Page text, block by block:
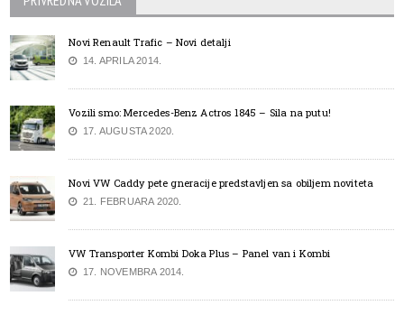
Novi Renault Trafic – Novi detalji
14. APRILA 2014.
Vozili smo: Mercedes-Benz Actros 1845 – Sila na putu!
17. AUGUSTA 2020.
Novi VW Caddy pete gneracije predstavljen sa obiljem noviteta
21. FEBRUARA 2020.
VW Transporter Kombi Doka Plus – Panel van i Kombi
17. NOVEMBRA 2014.